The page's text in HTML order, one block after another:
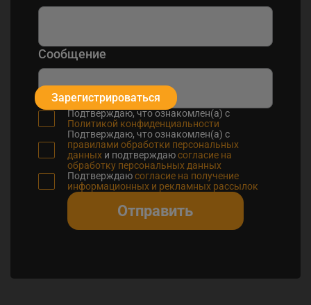
Сообщение
Подтверждаю, что ознакомлен(а) с
Политикой конфиденциальности
Подтверждаю, что ознакомлен(а) с
правилами обработки персональных
данных и подтверждаюсогласие на
обработку персональных данных
Подтверждаюсогласие на получение
информационных и рекламных рассылок
Отправить
Зарегистрироваться